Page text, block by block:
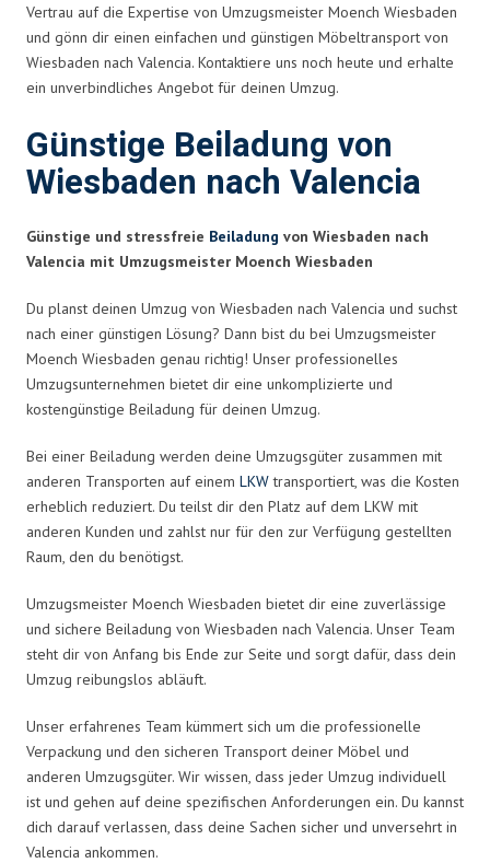
Vertrau auf die Expertise von Umzugsmeister Moench Wiesbaden
und gönn dir einen einfachen und günstigen Möbeltransport von
Wiesbaden nach Valencia. Kontaktiere uns noch heute und erhalte
ein unverbindliches Angebot für deinen Umzug.
Günstige Beiladung von
Wiesbaden nach Valencia
Günstige und stressfreie Beiladung von Wiesbaden nach
Valencia mit Umzugsmeister Moench Wiesbaden
Du planst deinen Umzug von Wiesbaden nach Valencia und suchst
nach einer günstigen Lösung? Dann bist du bei Umzugsmeister
Moench Wiesbaden genau richtig! Unser professionelles
Umzugsunternehmen bietet dir eine unkomplizierte und
kostengünstige Beiladung für deinen Umzug.
Bei einer Beiladung werden deine Umzugsgüter zusammen mit
anderen Transporten auf einem LKWtransportiert, was die Kosten
erheblich reduziert. Du teilst dir den Platz auf dem LKW mit
anderen Kunden und zahlst nur für den zur Verfügung gestellten
Raum, den du benötigst.
Umzugsmeister Moench Wiesbaden bietet dir eine zuverlässige
und sichere Beiladung von Wiesbaden nach Valencia. Unser Team
steht dir von Anfang bis Ende zur Seite und sorgt dafür, dass dein
Umzug reibungslos abläuft.
Unser erfahrenes Team kümmert sich um die professionelle
Verpackung und den sicheren Transport deiner Möbel und
anderen Umzugsgüter. Wir wissen, dass jeder Umzug individuell
ist und gehen auf deine spezifischen Anforderungen ein. Du kannst
dich darauf verlassen, dass deine Sachen sicher und unversehrt in
Valencia ankommen.